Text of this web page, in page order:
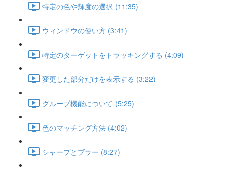
特定の色や輝度の選択 (11:35)
ウィンドウの使い方 (3:41)
特定のターゲットをトラッキングする (4:09)
変更した部分だけを表示する (3:22)
グループ機能について (5:25)
色のマッチング方法 (4:02)
シャープとブラー (8:27)